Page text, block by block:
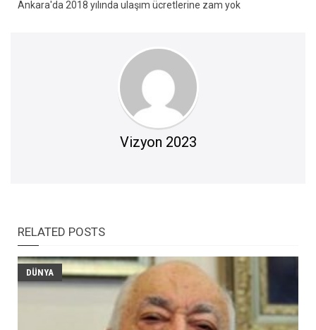
Ankara'da 2018 yılında ulaşım ücretlerine zam yok
Vizyon 2023
RELATED POSTS
DÜNYA